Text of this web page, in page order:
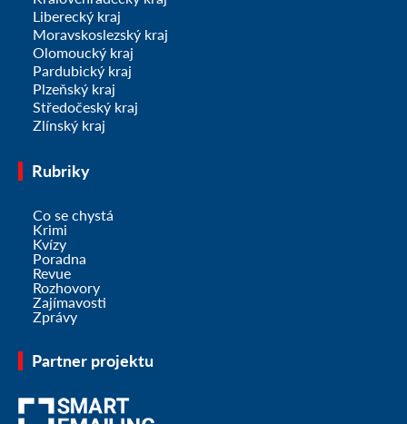
Liberecký kraj
Moravskoslezský kraj
Olomoucký kraj
Pardubický kraj
Plzeňský kraj
Středočeský kraj
Zlínský kraj
Rubriky
Co se chystá
Krimi
Kvízy
Poradna
Revue
Rozhovory
Zajímavosti
Zprávy
Partner projektu